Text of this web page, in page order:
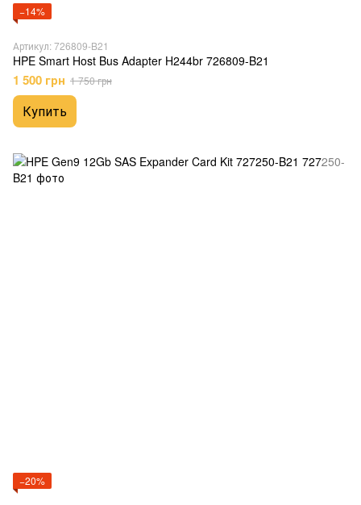
−14%
Артикул: 726809-B21
HPE Smart Host Bus Adapter H244br 726809-B21
1 500 грн 1 750 грн
Купить
−20%